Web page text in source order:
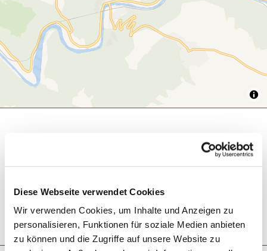
Diese Webseite verwendet Cookies
Wir verwenden Cookies, um Inhalte und Anzeigen zu
personalisieren, Funktionen für soziale Medien anbieten
zu können und die Zugriffe auf unsere Website zu
Was möchtest du als nächstes tun?
Anreise planen PDF erzeugen